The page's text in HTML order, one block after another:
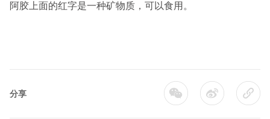
阿胶上面的红字是一种矿物质，可以食用。
分享